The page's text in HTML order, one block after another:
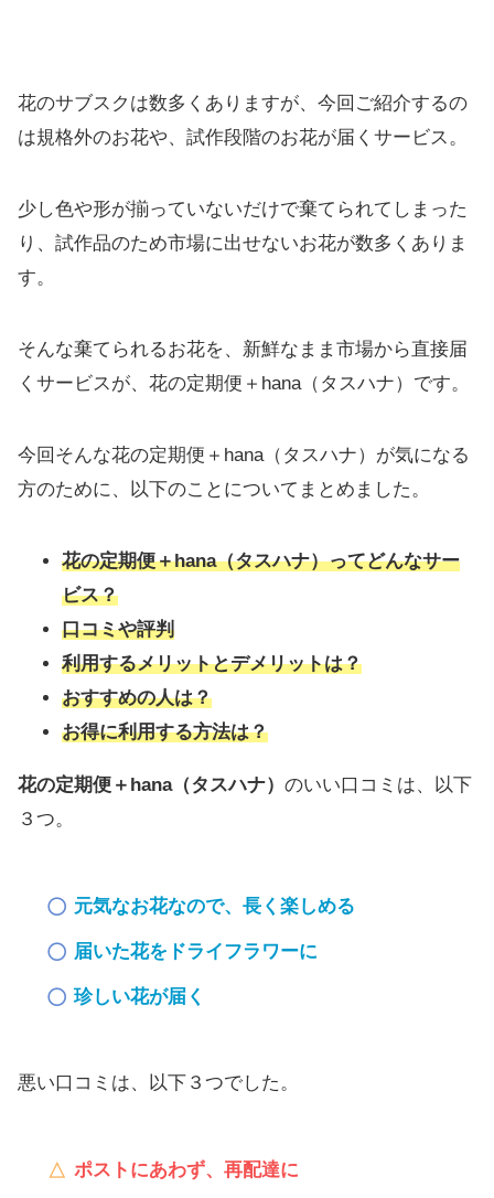
花のサブスクは数多くありますが、今回ご紹介するの
は規格外のお花や、試作段階のお花が届くサービス。
少し色や形が揃っていないだけで棄てられてしまった
り、試作品のため市場に出せないお花が数多くありま
す。
そんな棄てられるお花を、新鮮なまま市場から直接届
くサービスが、花の定期便＋hana（タスハナ）です。
今回そんな花の定期便＋hana（タスハナ）が気になる
方のために、以下のことについてまとめました。
花の定期便＋hana（タスハナ）ってどんなサー
ビス？
口コミや評判
利用するメリットとデメリットは？
おすすめの人は？
お得に利用する方法は？
花の定期便＋hana（タスハナ） のいい口コミは、以下
３つ。
元気なお花なので、長く楽しめる
届いた花をドライフラワーに
珍しい花が届く
悪い口コミは、以下３つでした。
ポストにあわず、再配達に